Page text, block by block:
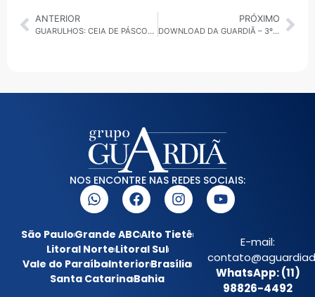
ANTERIOR
GUARULHOS: CEIA DE PÁSCOA DESAFIA O BOLSO E MOVIMENTA FEIRAS E MERCADOS
PRÓXIMO
DOWNLOAD DA GUARDIÃ – 3º 30 MINUTOS – 17.04.2025 • ALTO TIETÊ
NOS ENCONTRE NAS REDES SOCIAIS:
São PauloGrande ABCAlto Tietê
Litoral NorteLitoral Sul
Vale do ParaíbaInteriorBrasília
Santa CatarinaBahia
E-mail:
WhatsApp: (11)
98826-4492